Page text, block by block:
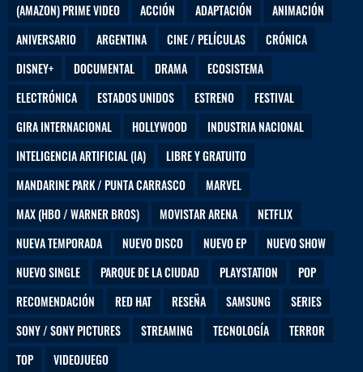
(AMAZON) PRIME VIDEO ACCIÓN ADAPTACIÓN
ANIMACIÓN
ANIVERSARIO
ARGENTINA CINE / PELÍCULAS
CRÓNICA
DISNEY+
DOCUMENTAL DRAMA
ECOSISTEMA
ELECTRÓNICA
ESTADOS UNIDOS ESTRENO
FESTIVAL
GIRA INTERNACIONAL
HOLLYWOOD
INDUSTRIA NACIONAL
INTELIGENCIA ARTIFICIAL (IA)
LIBRE Y GRATUITO
MANDARINE PARK / PUNTA CARRASCO
MARVEL
MAX (HBO / WARNER BROS)
MOVISTAR ARENA
NETFLIX
NUEVA TEMPORADA
NUEVO DISCO NUEVO EP
NUEVO SHOW
NUEVO SINGLE
PARQUE DE LA CIUDAD PLAYSTATION
POP
RECOMENDACIÓN
RED HAT RESEÑA SAMSUNG
SERIES
SONY / SONY PICTURES
STREAMING TECNOLOGÍA
TERROR
TOP
VIDEOJUEGO